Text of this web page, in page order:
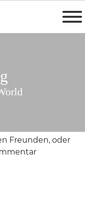
Freunden, oder